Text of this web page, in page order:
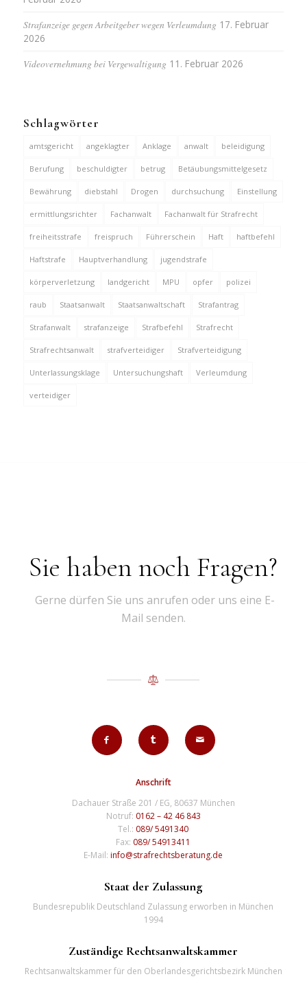
Strafanzeige gegen Arbeitgeber wegen Verleumdung 17. Februar
2026
Videovernehmung bei Vergewaltigung 11. Februar 2026
Schlagwörter
amtsgericht angeklagter Anklage anwalt beleidigung
Berufung beschuldigter betrug Betäubungsmittelgesetz
Bewährung diebstahl Drogen durchsuchung Einstellung
ermittlungsrichter Fachanwalt Fachanwalt für Strafrecht
freiheitsstrafe freispruch Führerschein Haft haftbefehl
Haftstrafe Hauptverhandlung jugendstrafe
körperverletzung landgericht MPU opfer polizei
raub Staatsanwalt Staatsanwaltschaft Strafantrag
Strafanwalt strafanzeige Strafbefehl Strafrecht
Strafrechtsanwalt strafverteidiger Strafverteidigung
Unterlassungsklage Untersuchungshaft Verleumdung
verteidiger
Sie haben noch Fragen?
Gerne dürfen Sie uns anrufen oder uns eine E-
Mail senden.
Anschrift
Dachauer Straße 201 / EG, 80637 München
Notruf: 0162 – 42 46 843
Tel.: 089/ 5491340
Fax: 089/ 54913411
E-Mail:info@strafrechtsberatung.de
Staat der Zulassung
Bundesrepublik Deutschland Zulassung erworben in München
1994
Zuständige Rechtsanwaltskammer
Rechtsanwaltskammer für den Oberlandesgerichtsbezirk München